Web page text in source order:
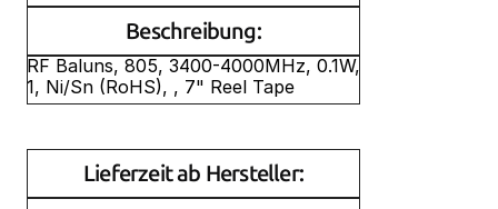
Beschreibung:
RF Baluns, 805, 3400-4000MHz, 0.1W,
1, Ni/Sn (RoHS), , 7" Reel Tape
Lieferzeit ab Hersteller: